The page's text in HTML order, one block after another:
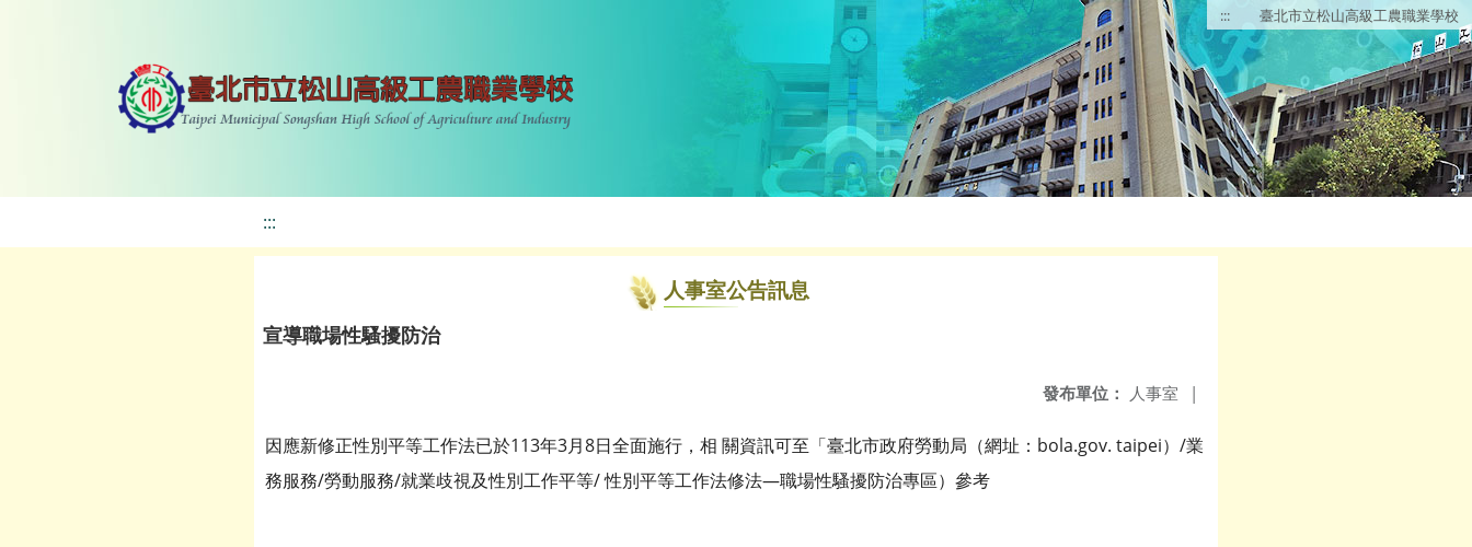
::: 臺北市立松山高級工農職業學校
:::
人事室公告訊息
宣導職場性騷擾防治
發布單位： 人事室 |
因應新修正性別平等工作法已於113年3月8日全面施行，相 關資訊可至「臺北市政府勞動局（網址：bola.gov. taipei）/業
務服務/勞動服務/就業歧視及性別工作平等/ 性別平等工作法修法—職場性騷擾防治專區）參考